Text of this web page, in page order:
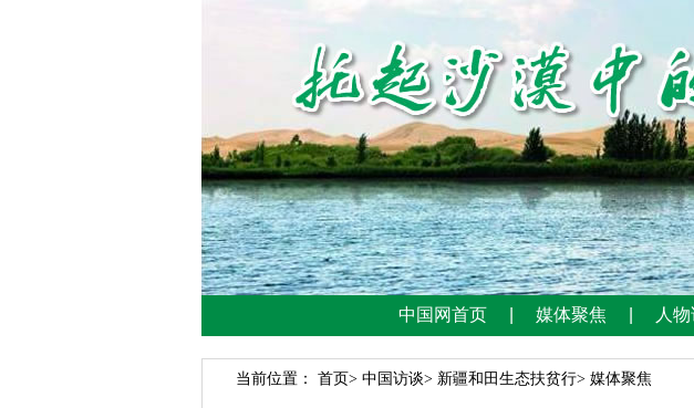
当前位置： 首页> 中国访谈> 新疆和田生态扶贫行> 媒体聚焦